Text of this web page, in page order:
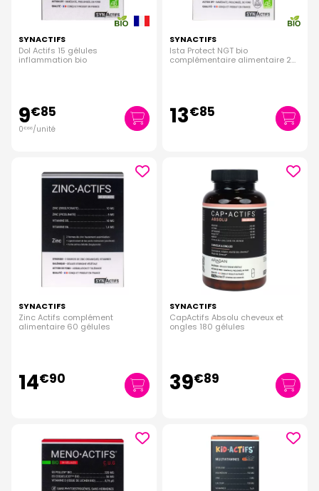
SYNACTIFS
Dol Actifs 15 gélules
inflammation bio
9€85
0€66/unité
SYNACTIFS
Ista Protect NGT bio
complémentaire alimentaire 20
13€85
SYNACTIFS
Zinc Actifs complément
alimentaire 60 gélules
14€90
SYNACTIFS
CapActifs Absolu cheveux et
ongles 180 gélules
39€89